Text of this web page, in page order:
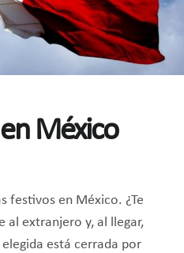
México
festivos en México. ¿Te
al extranjero y, al llegar,
está cerrada por